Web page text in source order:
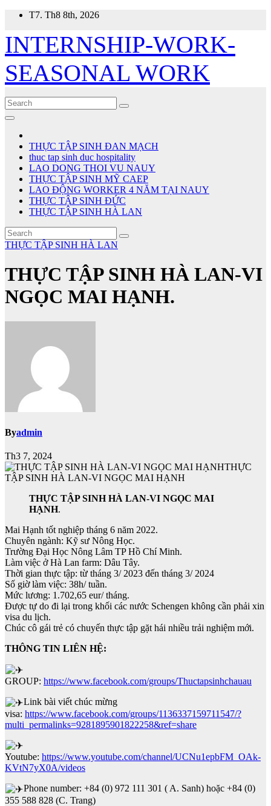
Skip
content
T7. Th8 8th, 2026
INTERNSHIP-WORK-
SEASONAL WORK
THỰC TẬP SINH ĐAN MẠCH
thuc tap sinh duc hospitality
LAO DONG THOI VU NAUY
THỰC TẬP SINH MỸ CAEP
LAO ĐỘNG WORKER 4 NĂM TẠI NAUY
THỰC TẬP SINH ĐỨC
THỰC TẬP SINH HÀ LAN
THỰC TẬP SINH HÀ LAN
THỰC TẬP SINH HÀ LAN-VI
NGỌC MAI HẠNH.
Byadmin
Th3 7, 2024
THỰC
TẬP SINH HÀ LAN-VI NGỌC MAI HẠNH
THỰC TẬP SINH HÀ LAN-VI NGỌC MAI
HẠNH.
Mai Hạnh tốt nghiệp tháng 6 năm 2022.
Chuyên ngành: Kỹ sư Nông Học.
Trường Đại Học Nông Lâm TP Hồ Chí Minh.
Làm việc ở Hà Lan farm: Dâu Tây.
Thời gian thực tập: từ tháng 3/ 2023 đến tháng 3/ 2024
Số giờ làm việc: 38h/ tuần.
Mức lương: 1.702,65 eur/ tháng.
Được tự do đi lại trong khối các nước Schengen không cần phải xin
visa du lịch.
Chúc cô gái trẻ có chuyến thực tập gặt hái nhiều trải nghiệm mới.
THÔNG TIN LIÊN HỆ:
GROUP: https://www.facebook.com/groups/Thuctapsinhchauau
Link bài viết chúc mừng
visa: https://www.facebook.com/groups/1136337159711547/?
multi_permalinks=9281895901822258&ref=share
Youtube: https://www.youtube.com/channel/UCNu1epbFM_OAk-
KVtN7yX0A/videos
Phone number: +84 (0) 972 111 301 ( A. Sanh) hoặc +84 (0)
355 588 828 (C. Trang)